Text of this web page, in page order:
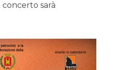
concerto sarà